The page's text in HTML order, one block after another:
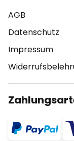
AGB
Datenschutz
Impressum